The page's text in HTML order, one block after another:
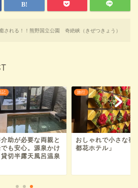
される！！熊野国立公園 奇絶峡（きぜつきょう）
記
助が必要な両親と
も安心。源泉かけ
切半露天風呂温泉
旅行
おしゃれで小さな宿
都花ホテル」